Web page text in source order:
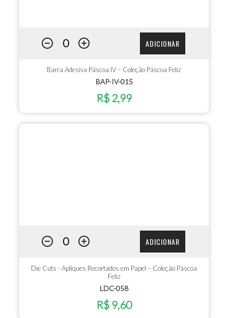
ADICIONAR
Barra Adesiva Páscoa IV – Coleção Páscoa Feliz
BAP-IV-015
R$ 2,99
ADICIONAR
Die Cuts - Apliques Recortados em Papel – Coleção Páscoa
Feliz
LDC-058
R$ 9,60